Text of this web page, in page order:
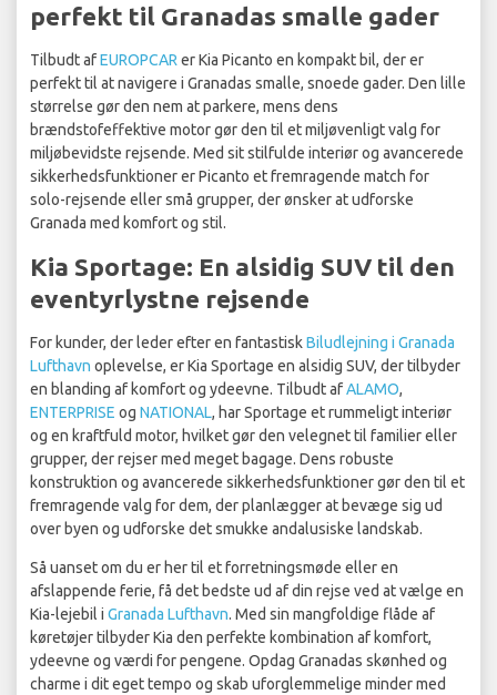
perfekt til Granadas smalle gader
Tilbudt afEUROPCAR er Kia Picanto en kompakt bil, der er
perfekt til at navigere i Granadas smalle, snoede gader. Den lille
størrelse gør den nem at parkere, mens dens
brændstofeffektive motor gør den til et miljøvenligt valg for
miljøbevidste rejsende. Med sit stilfulde interiør og avancerede
sikkerhedsfunktioner er Picanto et fremragende match for
solo-rejsende eller små grupper, der ønsker at udforske
Granada med komfort og stil.
Kia Sportage: En alsidig SUV til den
eventyrlystne rejsende
For kunder, der leder efter en fantastiskBiludlejning i Granada
Lufthavn oplevelse, er Kia Sportage en alsidig SUV, der tilbyder
en blanding af komfort og ydeevne. Tilbudt afALAMO,
ENTERPRISE og NATIONAL, har Sportage et rummeligt interiør
og en kraftfuld motor, hvilket gør den velegnet til familier eller
grupper, der rejser med meget bagage. Dens robuste
konstruktion og avancerede sikkerhedsfunktioner gør den til et
fremragende valg for dem, der planlægger at bevæge sig ud
over byen og udforske det smukke andalusiske landskab.
Så uanset om du er her til et forretningsmøde eller en
afslappende ferie, få det bedste ud af din rejse ved at vælge en
Kia-lejebil i Granada Lufthavn. Med sin mangfoldige flåde af
køretøjer tilbyder Kia den perfekte kombination af komfort,
ydeevne og værdi for pengene. Opdag Granadas skønhed og
charme i dit eget tempo og skab uforglemmelige minder med